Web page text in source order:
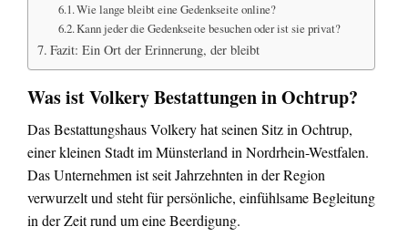
Wie lange bleibt eine Gedenkseite online?
Kann jeder die Gedenkseite besuchen oder ist sie privat?
Fazit: Ein Ort der Erinnerung, der bleibt
Was ist Volkery Bestattungen in Ochtrup?
Das Bestattungshaus Volkery hat seinen Sitz in Ochtrup,
einer kleinen Stadt im Münsterland in Nordrhein-Westfalen.
Das Unternehmen ist seit Jahrzehnten in der Region
verwurzelt und steht für persönliche, einfühlsame Begleitung
in der Zeit rund um eine Beerdigung.